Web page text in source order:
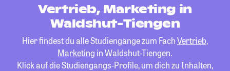
Vertrieb, Marketing in
Waldshut-Tiengen
Hier findest du alle Studiengänge zum FachVertrieb,
Marketing in Waldshut-Tiengen.
Klick auf die Studiengangs-Profile, um dich zu Inhalten,